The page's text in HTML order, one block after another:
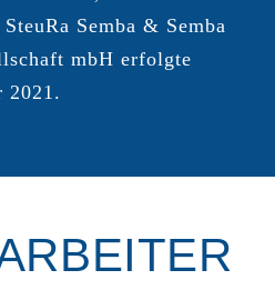
Semba & Semba
mbH erfolgte
2021.